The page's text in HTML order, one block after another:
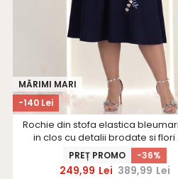
-140 Lei
MĂRIMI MARI
Rochie din stofa elastica
in clos cu detalii brodate si flori
StarShinerS
PREȚ PROMO -36%
249,99 Lei 389,99 Lei